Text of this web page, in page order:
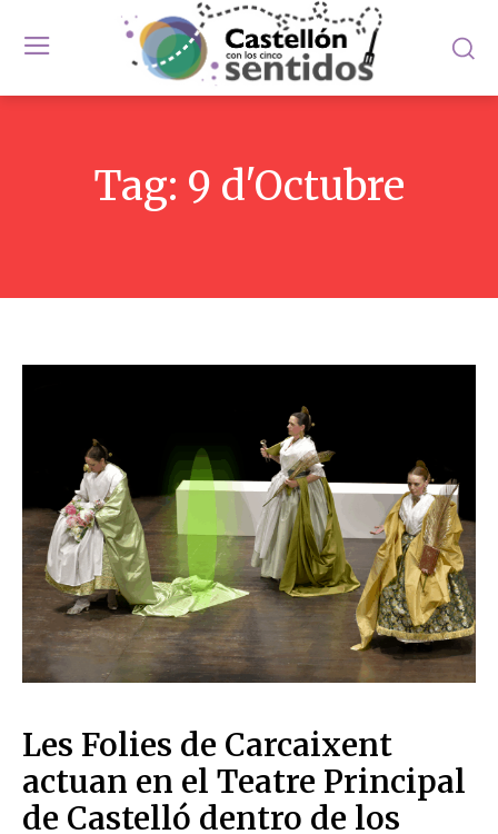
Tag: 9 d'Octubre
Les Folies de Carcaixent
actuan en el Teatre Principal
de Castelló dentro de los